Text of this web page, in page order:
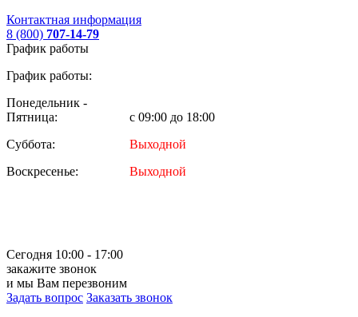
Контактная информация
8 (800) 707-14-79
График работы
График работы:
Понедельник -
Пятница:
с 09:00 до 18:00
Суббота:
Выходной
Воскресенье:
Выходной
Сегодня 10:00 - 17:00
закажите звонок
и мы Вам перезвоним
Задать вопрос Заказать звонок